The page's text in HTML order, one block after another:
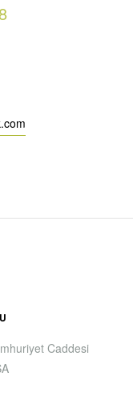
Caddesi